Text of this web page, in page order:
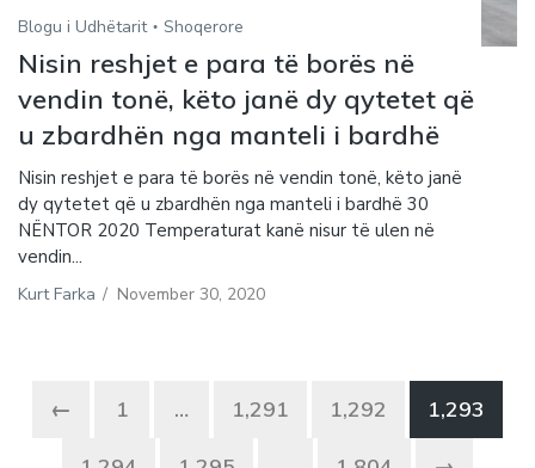
Blogu i Udhëtarit Shoqerore
Nisin reshjet e para të borës në
vendin tonë, këto janë dy qytetet që
u zbardhën nga manteli i bardhë
Nisin reshjet e para të borës në vendin tonë, këto janë
dy qytetet që u zbardhën nga manteli i bardhë 30
NËNTOR 2020 Temperaturat kanë nisur të ulen në
vendin...
Kurt Farka / November 30, 2020
← 1 … 1,291 1,292 1,293